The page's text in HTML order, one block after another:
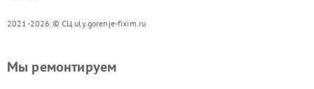
2021-2026 © СЦ uly.gorenje-fixim.ru
Мы ремонтируем